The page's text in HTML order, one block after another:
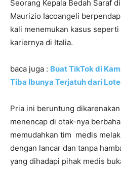
Seorang Kepala Bedah Saraf
Maurizio Iacoangeli
kali menemukan kasus
kariernya di Italia.
baca juga : Buat TikTok di
Tiba Ibunya Terjatuh dari
Pria ini beruntung
menencap di otak-nya
memudahkan tim medis
dengan lancar dan tanpa
yang dihadapi pihak medis